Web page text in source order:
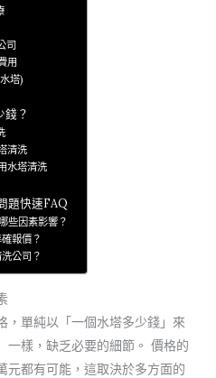
司
用
塔)
錢？
清洗
水塔清洗
題快速FAQ
些因素影響？
報價？
公司？
，單純以「一個水塔多少錢」來
一樣，缺乏必要的細節。 價格的
元都有可能，這取決於多方面的